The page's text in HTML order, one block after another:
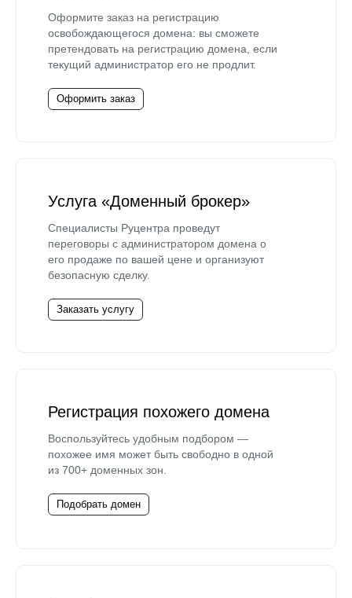
Оформите заказ на регистрацию
освобождающегося домена: вы сможете
претендовать на регистрацию домена, если
текущий администратор его не продлит.
Оформить заказ
Услуга «Доменный брокер»
Специалисты Руцентра проведут
переговоры с администратором домена о
его продаже по вашей цене и организуют
безопасную сделку.
Заказать услугу
Регистрация похожего домена
Воспользуйтесь удобным подбором —
похожее имя может быть свободно в одной
из 700+ доменных зон.
Подобрать домен